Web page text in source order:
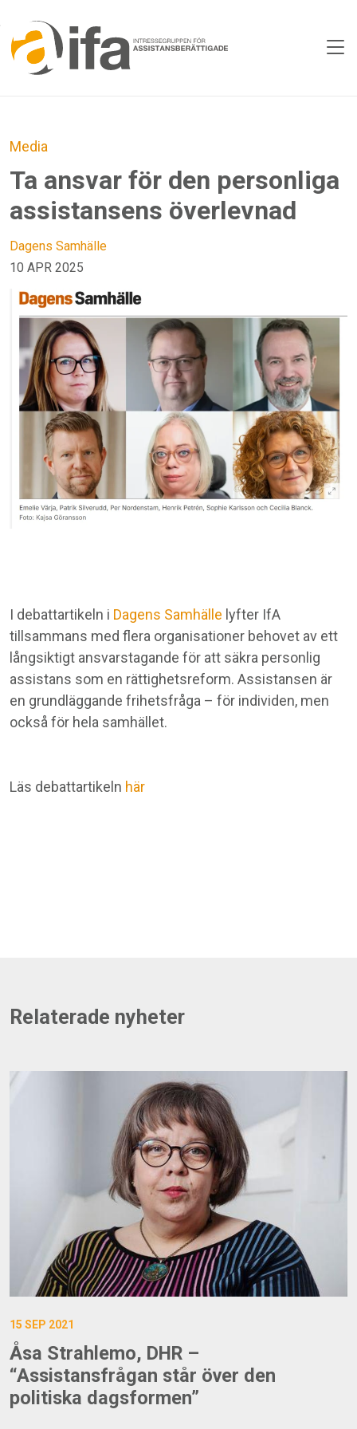
Skip to main content
Media
Ta ansvar för den personliga
assistansens överlevnad
Dagens Samhälle
10 APR 2025
I debattartikeln i Dagens Samhälle lyfter IfA
tillsammans med flera organisationer behovet av ett
långsiktigt ansvarstagande för att säkra personlig
assistans som en rättighetsreform. Assistansen är
en grundläggande frihetsfråga – för individen, men
också för hela samhället.
Läs debattartikeln här
Relaterade nyheter
15 SEP 2021
Åsa Strahlemo, DHR –
“Assistansfrågan står över den
politiska dagsformen”